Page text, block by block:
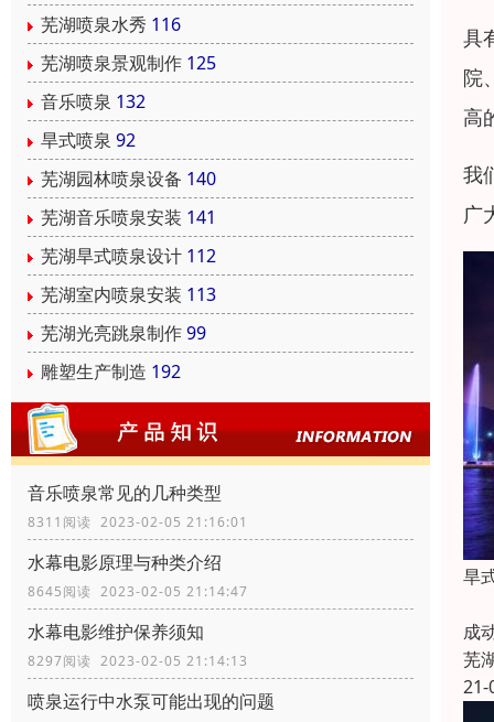
芜湖喷泉水秀 116
芜湖喷泉景观制作 125
音乐喷泉 132
旱式喷泉 92
芜湖园林喷泉设备 140
芜湖音乐喷泉安装 141
芜湖旱式喷泉设计 112
芜湖室内喷泉安装 113
芜湖光亮跳泉制作99
雕塑生产制造 192
音乐喷泉常见的几种类型
8311阅读 2023-02-05 21:16:01
水幕电影原理与种类介绍
8645阅读 2023-02-05 21:14:47
水幕电影维护保养须知
8297阅读 2023-02-05 21:14:13
喷泉运行中水泵可能出现的问题
具
院
高
我
广
旱
成
芜
21-